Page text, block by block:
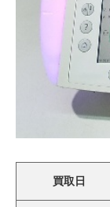
買取日